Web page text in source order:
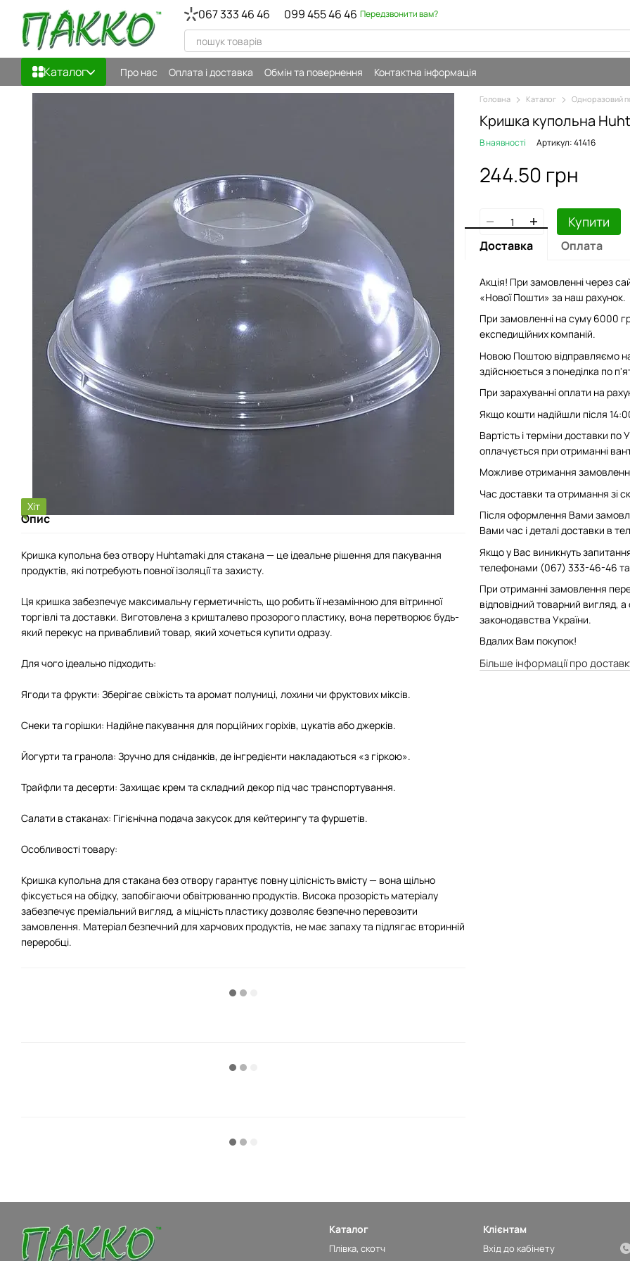
Перейти до основного контенту 067 333 46 46 099 455 46 46 Передзвонити вам?
Каталог Про нас Оплата і доставка Обмін та повернення Контактна інформація
Хіт
Опис
Кришка купольна без отвору Huhtamaki для стакана — це ідеальне рішення для пакування
продуктів, які потребують повної ізоляції та захисту.
Ця кришка забезпечує максимальну герметичність, що робить її незамінною для вітринної
торгівлі та доставки. Виготовлена з кришталево прозорого пластику, вона перетворює будь-
який перекус на привабливий товар, який хочеться купити одразу.
Для чого ідеально підходить:
Ягоди та фрукти: Зберігає свіжість та аромат полуниці, лохини чи фруктових міксів.
Снеки та горішки: Надійне пакування для порційних горіхів, цукатів або джерків.
Йогурти та гранола: Зручно для сніданків, де інгредієнти накладаються «з гіркою».
Трайфли та десерти: Захищає крем та складний декор під час транспортування.
Салати в стаканах: Гігієнічна подача закусок для кейтерингу та фуршетів.
Особливості товару:
Кришка купольна для стакана без отвору гарантує повну цілісність вмісту — вона щільно
фіксується на обідку, запобігаючи обвітрюванню продуктів. Висока прозорість матеріалу
забезпечує преміальний вигляд, а міцність пластику дозволяє безпечно перевозити
замовлення. Матеріал безпечний для харчових продуктів, не має запаху та підлягає вторинній
переробці.
Головна Каталог Одноразовий
Кришка купольна
В наявності Артикул: 41416
244.50 грн
Купити
Доставка Оплата
Акція! При замовленні через
«Нової Пошти» за наш рахунок.
При замовленні на суму 6000
експедиційних компаній.
Новою Поштою відправляємо
здійснюється з понеділка по
При зарахуванні оплати на
Якщо кошти надійшли після
Вартість і терміни доставки
оплачується при отриманні
Можливе отримання
Час доставки та отримання зі
Після оформлення Вами
Вами час і деталі доставки в
Якщо у Вас виникнуть
телефонами (067) 333-46-46 та
При отриманні замовлення
відповідний товарний вигляд,
законодавства України.
Вдалих Вам покупок!
Більше інформації про
Каталог
Плівка, скотч
Клієнтам
Вхід до кабінету